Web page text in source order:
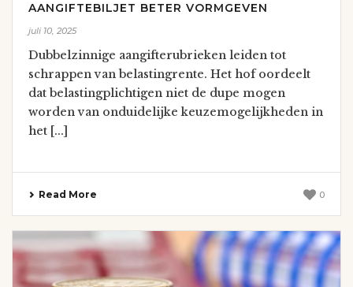
AANGIFTEBILJET BETER VORMGEVEN
juli 10, 2025
Dubbelzinnige aangifterubrieken leiden tot
schrappen van belastingrente. Het hof oordeelt
dat belastingplichtigen niet de dupe mogen
worden van onduidelijke keuzemogelijkheden in
het [...]
Read More 0